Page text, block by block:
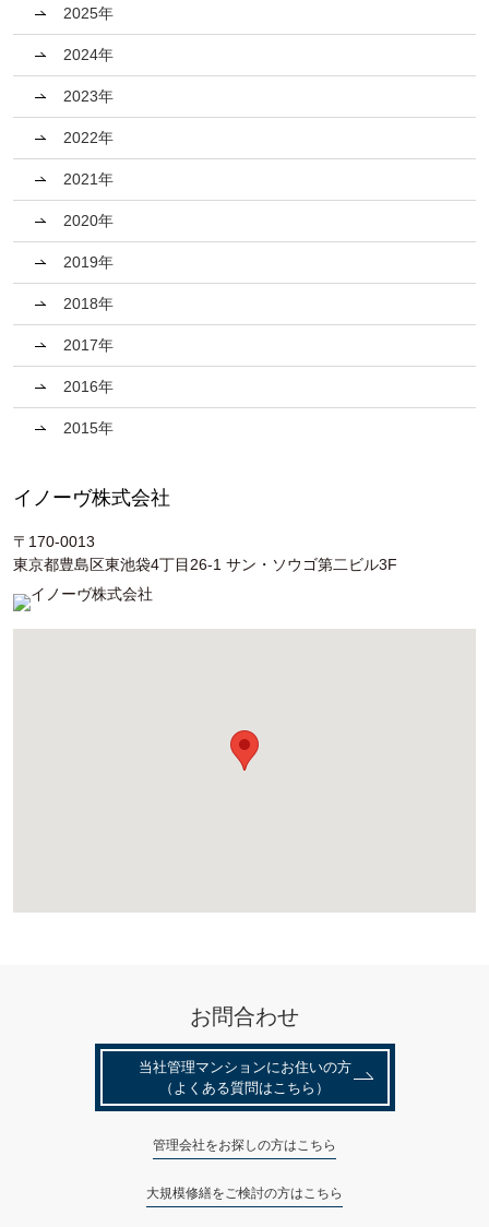
2025年
2024年
2023年
2022年
2021年
2020年
2019年
2018年
2017年
2016年
2015年
イノーヴ株式会社
〒170-0013
東京都豊島区東池袋4丁目26-1 サン・ソウゴ第二ビル3F
お問合わせ
当社管理マンションにお住いの⽅
（よくある質問はこちら）
管理会社をお探しの方はこちら
大規模修繕をご検討の方はこちら